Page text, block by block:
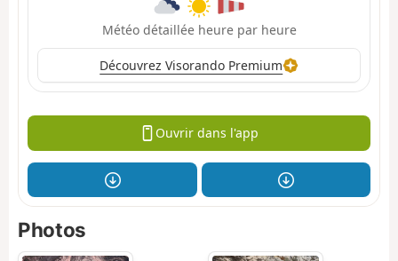
Météo détaillée heure par heure
Découvrez Visorando Premium
Ouvrir dans l'app
Photos